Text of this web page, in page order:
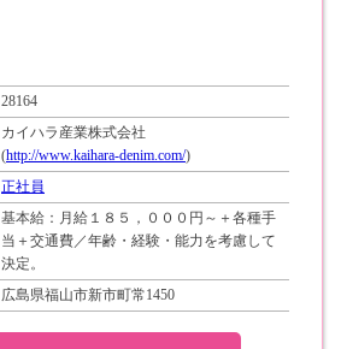
28164
カイハラ産業株式会社
(http://www.kaihara-denim.com/)
正社員
基本給：月給１８５，０００円～＋各種手
当＋交通費／年齢・経験・能力を考慮して
決定。
広島県福山市新市町常1450